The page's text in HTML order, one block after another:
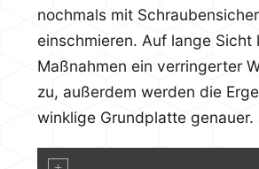
nochmals mit
einschmieren. Auf lange
Maßnahmen ein verringerter
zu, außerdem werden die
winklige Grundplatte genauer.